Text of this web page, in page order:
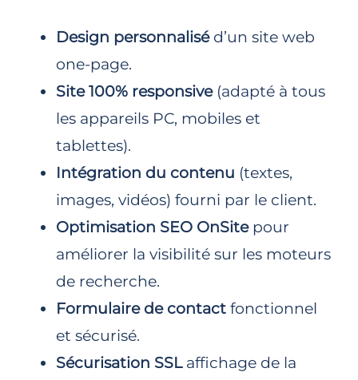
Design personnaliséd’un site web
one-page.
Site 100% responsive(adapté à tous
les appareils PC, mobiles et
tablettes).
Intégration du contenu (textes,
images, vidéos) fourni par le client.
Optimisation SEO OnSite pour
améliorer la visibilité sur les moteurs
de recherche.
Formulaire de contactfonctionnel
et sécurisé.
Sécurisation SSLaffichage de la